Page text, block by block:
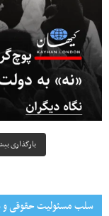
بارگذاری
سلب مسئولیت حقوقی و